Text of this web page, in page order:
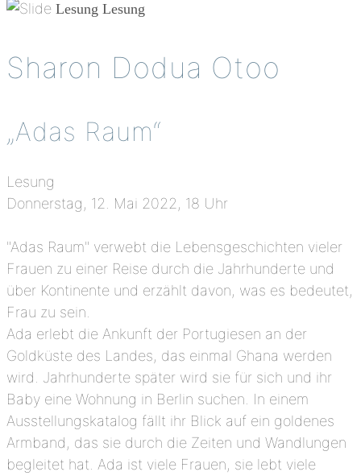
Lesung Lesung
Sharon Dodua Otoo
„Adas Raum“
Lesung
Donnerstag, 12. Mai 2022, 18 Uhr
"Adas Raum" verwebt die Lebensgeschichten vieler
Frauen zu einer Reise durch die Jahrhunderte und
über Kontinente und erzählt davon, was es bedeutet,
Frau zu sein.
Ada erlebt die Ankunft der Portugiesen an der
Goldküste des Landes, das einmal Ghana werden
wird. Jahrhunderte später wird sie für sich und ihr
Baby eine Wohnung in Berlin suchen. In einem
Ausstellungskatalog fällt ihr Blick auf ein goldenes
Armband, das sie durch die Zeiten und Wandlungen
begleitet hat. Ada ist viele Frauen, sie lebt viele